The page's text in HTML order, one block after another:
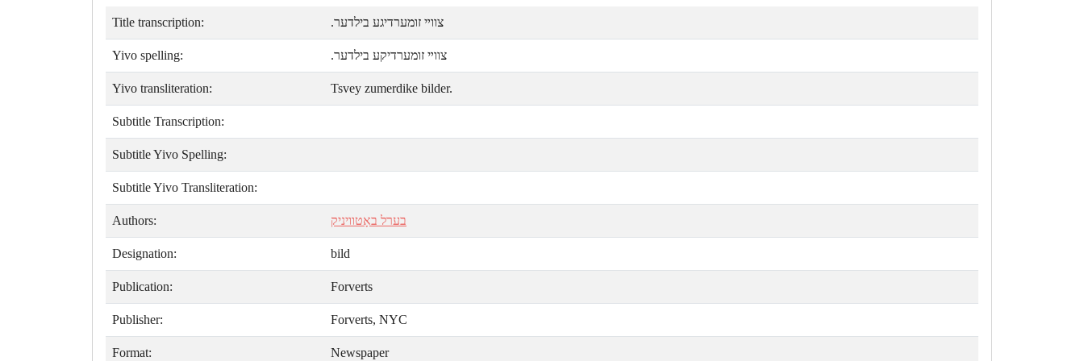
Title transcription: צווײ זומערדיגע בילדער.
Yivo spelling: צווײ זומערדיקע בילדער.
Yivo transliteration: Tsvey zumerdike bilder.
Subtitle Transcription:
Subtitle Yivo Spelling:
Subtitle Yivo Transliteration:
Authors: בערל באָטוויניק
Designation: bild
Publication: Forverts
Publisher: Forverts, NYC
Format: Newspaper